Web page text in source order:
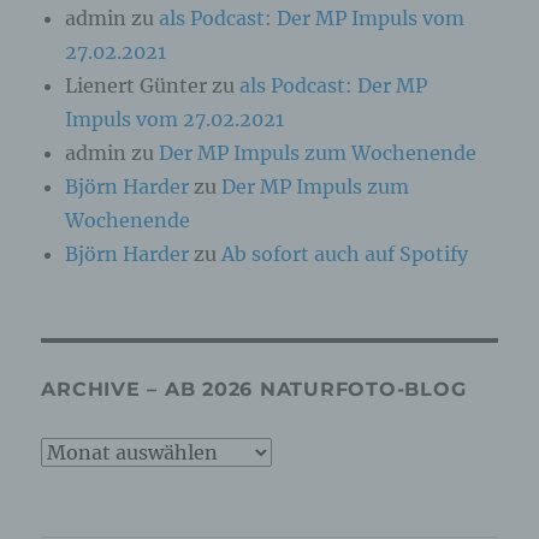
admin zu als Podcast: Der MP Impuls vom
27.02.2021
Lienert Günter zu als Podcast: Der MP
Impuls vom 27.02.2021
admin zu Der MP Impuls zum Wochenende
Björn Harder zu Der MP Impuls zum
Wochenende
Björn Harder zu Ab sofort auch auf Spotify
ARCHIVE – AB 2026 NATURFOTO-BLOG
Archive
physischen, physiologischen, genetischen,
psychischen, wirtschaftlichen, kulturellen oder
sozialen Identität dieser natürlichen Person
b) betroffene Person
Betroffene Person ist jede identifizierte oder
identifizierbare natürliche Person, deren
personenbezogene Daten von dem für die
Verarbeitung Verantwortlichen verarbeitet
automatisierter Verfahren ausgeführte Vorgang
oder jede solche Vorgangsreihe im